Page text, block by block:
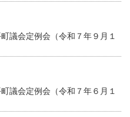
議会定例会（令和７年９月１
議会定例会（令和７年６月１